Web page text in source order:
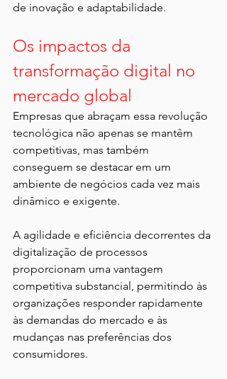
de inovação e adaptabilidade.
Os impactos da
transformação digital no
mercado global
Empresas que abraçam essa revolução
tecnológica não apenas se mantêm
competitivas, mas também
conseguem se destacar em um
ambiente de negócios cada vez mais
dinâmico e exigente.
A agilidade e eficiência decorrentes da
digitalização de processos
proporcionam uma vantagem
competitiva substancial, permitindo às
organizações responder rapidamente
às demandas do mercado e às
mudanças nas preferências dos
consumidores.